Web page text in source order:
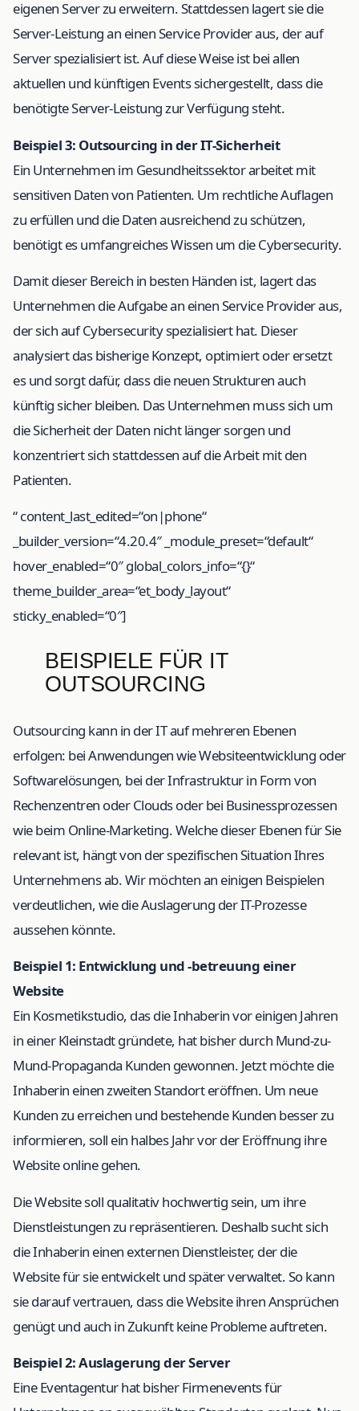
eigenen Server zu erweitern. Stattdessen lagert sie die
Server-Leistung an einen Service Provider aus, der auf
Server spezialisiert ist. Auf diese Weise ist bei allen
aktuellen und künftigen Events sichergestellt, dass die
benötigte Server-Leistung zur Verfügung steht.
Beispiel 3: Outsourcing in der IT-Sicherheit
Ein Unternehmen im Gesundheitssektor arbeitet mit
sensitiven Daten von Patienten. Um rechtliche Auflagen
zu erfüllen und die Daten ausreichend zu schützen,
benötigt es umfangreiches Wissen um die Cybersecurity.
Damit dieser Bereich in besten Händen ist, lagert das
Unternehmen die Aufgabe an einen Service Provider aus,
der sich auf Cybersecurity spezialisiert hat. Dieser
analysiert das bisherige Konzept, optimiert oder ersetzt
es und sorgt dafür, dass die neuen Strukturen auch
künftig sicher bleiben. Das Unternehmen muss sich um
die Sicherheit der Daten nicht länger sorgen und
konzentriert sich stattdessen auf die Arbeit mit den
Patienten.
“ content_last_edited=“on|phone“
_builder_version=“4.20.4″ _module_preset=“default“
hover_enabled=“0″ global_colors_info=“{}“
theme_builder_area=“et_body_layout“
sticky_enabled=“0″]
BEISPIELE FÜR IT
OUTSOURCING
Outsourcing kann in der IT auf mehreren Ebenen
erfolgen: bei Anwendungen wie Websiteentwicklung oder
Softwarelösungen, bei der Infrastruktur in Form von
Rechenzentren oder Clouds oder bei Businessprozessen
wie beim Online-Marketing. Welche dieser Ebenen für Sie
relevant ist, hängt von der spezifischen Situation Ihres
Unternehmens ab. Wir möchten an einigen Beispielen
verdeutlichen, wie die Auslagerung der IT-Prozesse
aussehen könnte.
Beispiel 1: Entwicklung und -betreuung einer
Website
Ein Kosmetikstudio, das die Inhaberin vor einigen Jahren
in einer Kleinstadt gründete, hat bisher durch Mund-zu-
Mund-Propaganda Kunden gewonnen. Jetzt möchte die
Inhaberin einen zweiten Standort eröffnen. Um neue
Kunden zu erreichen und bestehende Kunden besser zu
informieren, soll ein halbes Jahr vor der Eröffnung ihre
Website online gehen.
Die Website soll qualitativ hochwertig sein, um ihre
Dienstleistungen zu repräsentieren. Deshalb sucht sich
die Inhaberin einen externen Dienstleister, der die
Website für sie entwickelt und später verwaltet. So kann
sie darauf vertrauen, dass die Website ihren Ansprüchen
genügt und auch in Zukunft keine Probleme auftreten.
Beispiel 2: Auslagerung der Server
Eine Eventagentur hat bisher Firmenevents für